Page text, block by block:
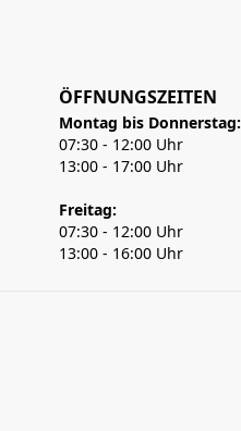
ÖFFNUNGSZEITEN
Montag bis Donnerstag:
07:30 - 12:00 Uhr
13:00 - 17:00 Uhr
Freitag:
07:30 - 12:00 Uhr
13:00 - 16:00 Uhr